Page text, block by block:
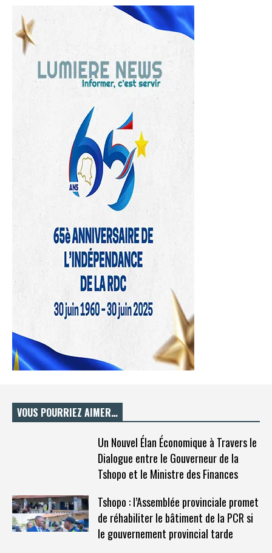
VOUS POURRIEZ AIMER…
Un Nouvel Élan Économique à Travers le
Dialogue entre le Gouverneur de la
Tshopo et le Ministre des Finances
Tshopo : l’Assemblée provinciale promet
de réhabiliter le bâtiment de la PCR si
le gouvernement provincial tarde